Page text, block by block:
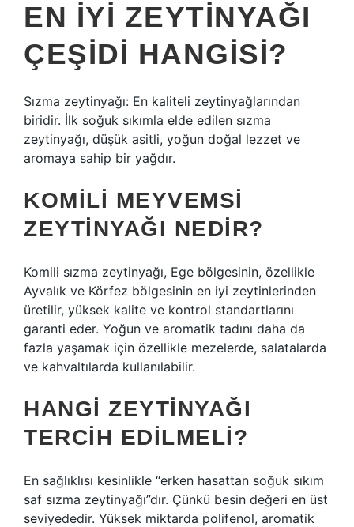
EN IYI ZEYTINYAĞI
ÇEŞIDI HANGISI?
Sızma zeytinyağı: En kaliteli zeytinyağlarından
biridir. İlk soğuk sıkımla elde edilen sızma
zeytinyağı, düşük asitli, yoğun doğal lezzet ve
aromaya sahip bir yağdır.
KOMILI MEYVEMSI
ZEYTINYAĞI NEDIR?
Komili sızma zeytinyağı, Ege bölgesinin, özellikle
Ayvalık ve Körfez bölgesinin en iyi zeytinlerinden
üretilir, yüksek kalite ve kontrol standartlarını
garanti eder. Yoğun ve aromatik tadını daha da
fazla yaşamak için özellikle mezelerde, salatalarda
ve kahvaltılarda kullanılabilir.
HANGI ZEYTINYAĞI
TERCIH EDILMELI?
En sağlıklısı kesinlikle “erken hasattan soğuk sıkım
saf sızma zeytinyağı”dır. Çünkü besin değeri en üst
seviyededir. Yüksek miktarda polifenol, aromatik